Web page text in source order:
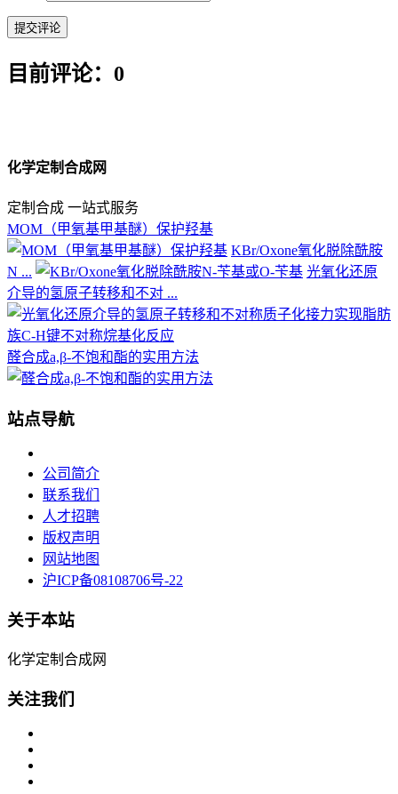
目前评论：0
化学定制合成网
定制合成 一站式服务
MOM（甲氧基甲基醚）保护羟基
KBr/Oxone氧化脱除酰胺
N ...
光氧化还原
介导的氢原子转移和不对 ...
醛合成a,β-不饱和酯的实用方法
站点导航
公司简介
联系我们
人才招聘
版权声明
网站地图
沪ICP备08108706号-22
关于本站
化学定制合成网
关注我们